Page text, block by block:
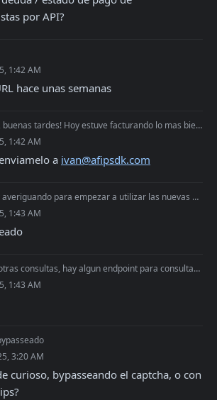
por API?
1:42 AM
hace unas semanas
Hoy estuve facturando lo mas bien como siempre, pero desde hace un rato al intentar facturar me devuelve este mensaje: Error: AFIP RECHAZÓ
1:42 AM
a ivan@afipsdk.com
para empezar a utilizar las nuevas Automatizaciones. En el pasado, haciendo mis automatizaciones, habia un punto donde ARCA te limitaba la cue
1:43 AM
hay algun endpoint para consultar la deuda / estado de pago de monotributistas por API?
1:43 AM
3:20 AM
curioso, bypasseando el captcha, o con